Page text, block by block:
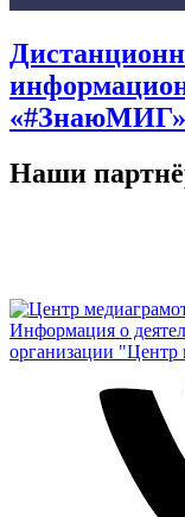
«#ЗнаюМИГ»
Наши
Информация о
организации "Центр